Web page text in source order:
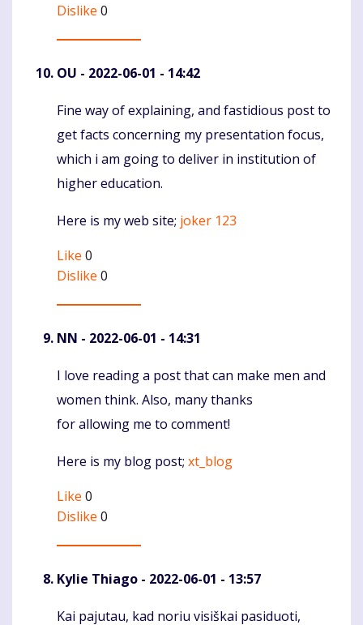
Dislike 0
OU - 2022-06-01 - 14:42
Komentaras
Fine way of explaining, and fastidious post to
get facts concerning my presentation focus,
which i am going to deliver in institution of
higher education.
Here is my web site; joker 123
Like 0
Dislike 0
NN - 2022-06-01 - 14:31
Komentaras
I love reading a post that can make men and
women think. Also, many thanks
for allowing me to comment!
Here is my blog post; xt_blog
Like 0
Dislike 0
Kylie Thiago - 2022-06-01 - 13:57
Komentaras
Kai pajutau, kad noriu visiškai pasiduoti,